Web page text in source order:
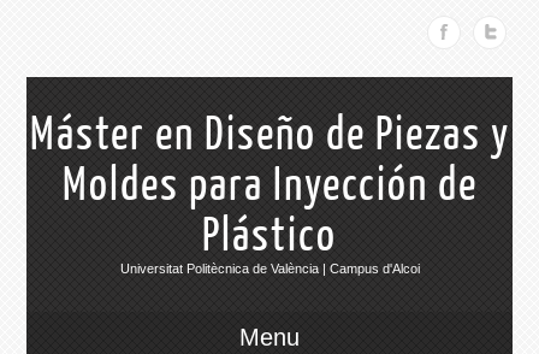
Máster en Diseño de Piezas y
Moldes para Inyección de
Plástico
Universitat Politècnica de València | Campus d'Alcoi
Menu